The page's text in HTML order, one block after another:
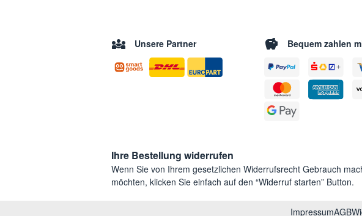
Unsere Partner Bequem zahlen
Ihre Bestellung widerrufen
Wenn Sie von Ihrem gesetzlichen Widerrufsrecht Gebrauch
möchten, klicken Sie einfach auf den “Widerruf starten” Button.
ImpressumAGB